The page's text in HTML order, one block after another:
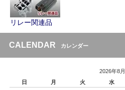
リレー関連品
CALENDAR カレンダー
2026年8月
日
月 火 水